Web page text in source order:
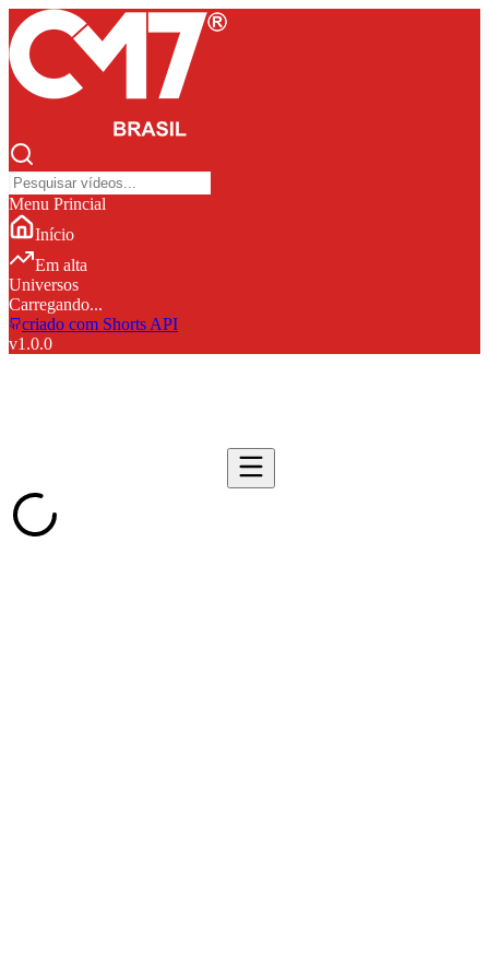
Menu Princial
Início
Em alta
Universos
Carregando...
criado com Shorts API
v1.0.0